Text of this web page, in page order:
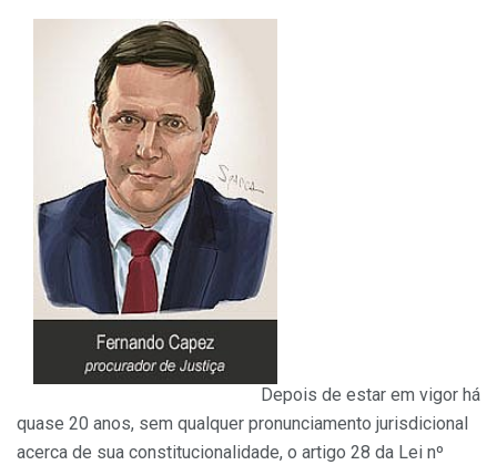
Depois de estar em vigor há
quase 20 anos, sem qualquer pronunciamento jurisdicional
acerca de sua constitucionalidade, o artigo 28 da Lei nº